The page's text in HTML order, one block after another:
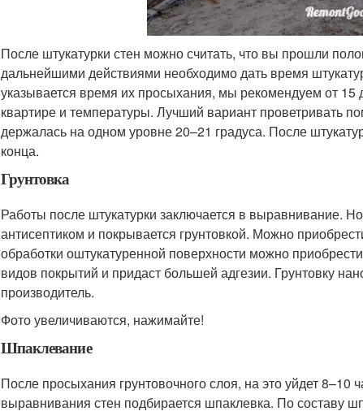
После штукатурки стен можно считать, что вы прошли
дальнейшими действиями необходимо дать время
указывается время их просыхания, мы рекомендуем от
квартире и температуры. Лучший вариант проветривать
держалась на одном уровне 20–21 градуса. После
конца.
Грунтовка
Работы после штукатурки заключается в выравнивание.
антисептиком и покрывается грунтовкой. Можно
обработки оштукатуренной поверхности можно
видов покрытий и придаст большей адгезии. Грунтовку
производитель.
Фото увеличиваются, нажимайте!
Шпаклевание
После просыхания грунтовочного слоя, на это уйдет
выравнивания стен подбирается шпаклевка. По составу